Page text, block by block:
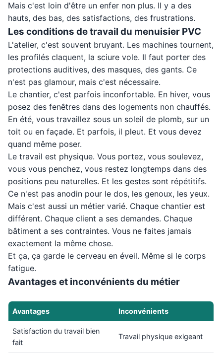
Mais c'est loin d'être un enfer non plus. Il y a des
hauts, des bas, des satisfactions, des frustrations.
Les conditions de travail du menuisier PVC
L'atelier, c'est souvent bruyant. Les machines tournent,
les profilés claquent, la sciure vole. Il faut porter des
protections auditives, des masques, des gants. Ce
n'est pas glamour, mais c'est nécessaire.
Le chantier, c'est parfois inconfortable. En hiver, vous
posez des fenêtres dans des logements non chauffés.
En été, vous travaillez sous un soleil de plomb, sur un
toit ou en façade. Et parfois, il pleut. Et vous devez
quand même poser.
Le travail est physique. Vous portez, vous soulevez,
vous vous penchez, vous restez longtemps dans des
positions peu naturelles. Et les gestes sont répétitifs.
Ce n'est pas anodin pour le dos, les genoux, les yeux.
Mais c'est aussi un métier varié. Chaque chantier est
différent. Chaque client a ses demandes. Chaque
bâtiment a ses contraintes. Vous ne faites jamais
exactement la même chose.
Et ça, ça garde le cerveau en éveil. Même si le corps
fatigue.
Avantages et inconvénients du métier
Avantages Inconvénients
Satisfaction du travail bien
fait
Travail physique exigeant